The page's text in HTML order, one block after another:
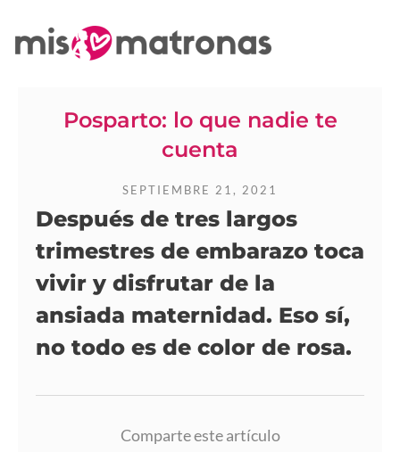
Posparto: lo que nadie te
cuenta
SEPTIEMBRE 21, 2021
Después de tres largos
trimestres de embarazo toca
vivir y disfrutar de la
ansiada maternidad. Eso sí,
no todo es de color de rosa.
Comparte este artículo